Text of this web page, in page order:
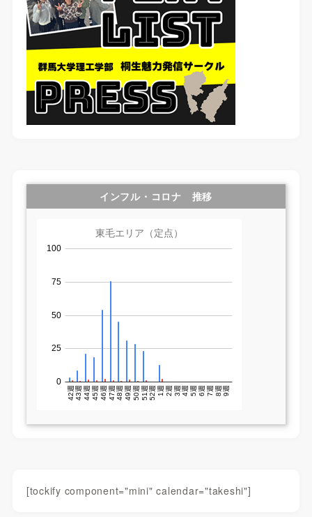
インフル・コロナ 推移
[tockify component="mini" calendar="takeshi"]